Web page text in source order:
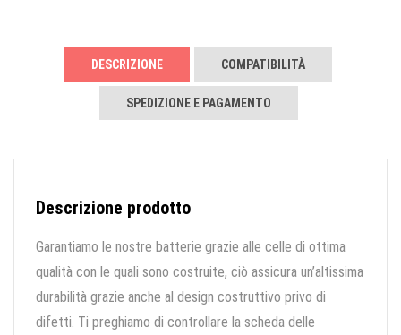
DESCRIZIONE COMPATIBILITÀ
SPEDIZIONE E PAGAMENTO
Descrizione prodotto
Garantiamo le nostre batterie grazie alle celle di ottima
qualità con le quali sono costruite, ciò assicura un’altissima
durabilità grazie anche al design costruttivo privo di
difetti. Ti preghiamo di controllare la scheda delle